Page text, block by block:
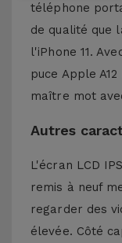
téléphone
de qualité que
l'iPhone 11.
puce Apple
maître mot
Autres
L'écran LCD
remis à neuf
regarder des
élevée. Côté